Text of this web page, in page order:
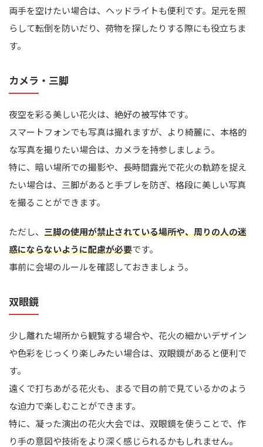
両手を空けたい場合は、ヘッドライトも便利です。足元を照
らして転倒を防いだり、荷物を探したりする際にも役立ちま
す。
カメラ・三脚
夜空を彩る美しい花火は、絶好の被写体です。
スマートフォンでも写真は撮れますが、より綺麗に、本格的
な写真を撮りたい場合は、カメラを持参しましょう。
特に、暗い場所での撮影や、長時間露光で花火の軌跡を捉え
たい場合は、三脚があると手ブレを防ぎ、格段に美しい写真
を撮ることができます。
ただし、 三脚の使用が禁止されている場所や、周りの人の迷
惑にならないように配慮が必要です。
事前に会場のルールを確認しておきましょう。
双眼鏡
少し離れた場所から観覧する場合や、花火の細かいデザイン
や色彩をじっくり楽しみたい場合は、双眼鏡があると便利で
す。
遠くで打ちあがる花火も、まるで目の前で見ているかのよう
な迫力で楽しむことができます。
特に、凝った演出の花火大会では、双眼鏡を使うことで、作
り手の意図や技術をより深く感じられるかもしれません。